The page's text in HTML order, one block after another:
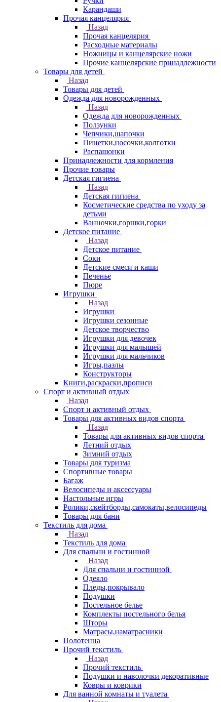
Карандаши
Прочая канцелярия
Назад
Прочая канцелярия
Расходные материалы
Ножницы и канцелярские ножи
Прочие канцелярские принадлежности
Товары для детей
Назад
Товары для детей
Одежда для новорожденных
Назад
Одежда для новорожденных
Ползунки
Чепчики,шапочки
Пинетки,носочки,колготки
Распашонки
Принадлежности для кормления
Прочие товары
Детская гигиена
Назад
Детская гигиена
Косметические средства по уходу за
детьми
Ванночки,горшки,горки
Детское питание
Назад
Детское питание
Соки
Детские смеси и каши
Печенье
Пюре
Игрушки
Назад
Игрушки
Игрушки сезонные
Детское творчество
Игрушки для девочек
Игрушки для малышей
Игрушки для мальчиков
Игры,пазлы
Конструкторы
Книги,раскраски,прописи
Спорт и активный отдых
Назад
Спорт и активный отдых
Товары для активных видов спорта
Назад
Товары для активных видов спорта
Летний отдых
Зимний отдых
Товары для туризма
Спортивные товары
Багаж
Велосипеды и аксессуары
Настольные игры
Ролики,скейтборды,самокаты,велосипеды
Товары для бани
Текстиль для дома
Назад
Текстиль для дома
Для спальни и гостинной
Назад
Для спальни и гостинной
Одеяло
Пледы,покрывало
Подушки
Постельное белье
Комплекты постельного белья
Шторы
Матрасы,наматрасники
Полотенца
Прочий текстиль
Назад
Прочий текстиль
Подушки и наволочки декоративные
Ковры и коврики
Для ванной комнаты и туалета